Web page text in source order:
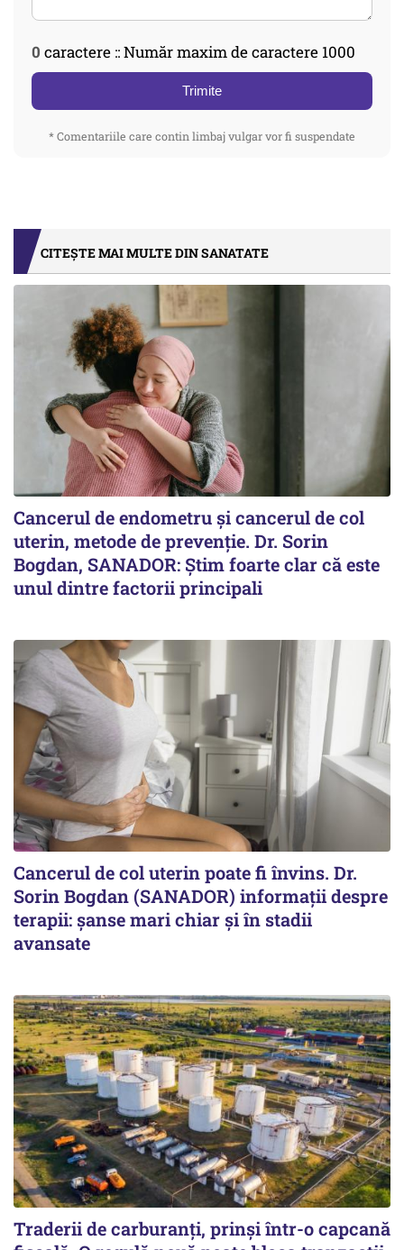
0 caractere :: Număr maxim de caractere 1000
Trimite
* Comentariile care contin limbaj vulgar vor fi suspendate
CITEȘTE MAI MULTE DIN SANATATE
Cancerul de endometru și cancerul de col
uterin, metode de prevenție. Dr. Sorin
Bogdan, SANADOR: Știm foarte clar că este
unul dintre factorii principali
Cancerul de col uterin poate fi învins. Dr.
Sorin Bogdan (SANADOR) informații despre
terapii: șanse mari chiar și în stadii
avansate
Traderii de carburanți, prinși într-o capcană